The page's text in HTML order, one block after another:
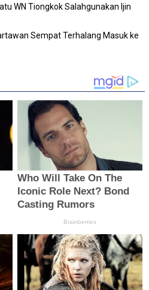
WN Tiongkok Salahgunakan Ijin
Sempat Terhalang Masuk ke